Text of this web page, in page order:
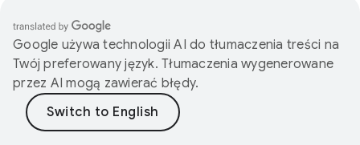
Google używa technologii AI do tłumaczenia treści na
Twój preferowany język. Tłumaczenia wygenerowane
przez AI mogą zawierać błędy.